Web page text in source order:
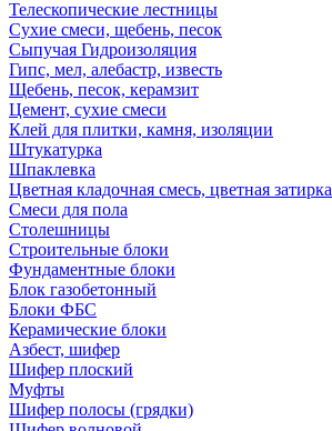
Телескопические лестницы
Сухие смеси, щебень, песок
Сыпучая Гидроизоляция
Гипс, мел, алебастр, известь
Щебень, песок, керамзит
Цемент, сухие смеси
Клей для плитки, камня, изоляции
Штукатурка
Шпаклевка
Цветная кладочная смесь, цветная затирка
Смеси для пола
Столешницы
Строительные блоки
Фундаментные блоки
Блок газобетонный
Блоки ФБС
Керамические блоки
Азбест, шифер
Шифер плоский
Муфты
Шифер полосы (грядки)